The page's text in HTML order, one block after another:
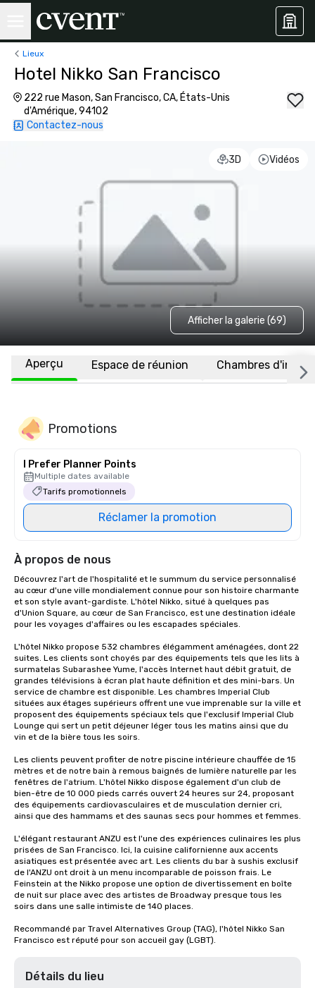
Lieux
Hotel Nikko San Francisco
222 rue Mason, San Francisco, CA, États-Unis
d'Amérique, 94102
Contactez-nous
3D Vidéos
Afficher la galerie (69)
Aperçu Espace de réunion Chambres
Promotions
I Prefer Planner Points
Multiple dates available
Tarifs promotionnels
Réclamer la promotion
À propos de nous
Découvrez l'art de l'hospitalité et le summum du service personnalisé
au cœur d'une ville mondialement connue pour son histoire charmante
et son style avant-gardiste. L'hôtel Nikko, situé à quelques pas
d'Union Square, au cœur de San Francisco, est une destination idéale
pour les voyages d'affaires ou les escapades spéciales.
L'hôtel Nikko propose 532 chambres élégamment aménagées, dont 22
suites. Les clients sont choyés par des équipements tels que les lits à
surmatelas Subarashee Yume, l'accès Internet haut débit gratuit, de
grandes télévisions à écran plat haute définition et des mini-bars. Un
service de chambre est disponible. Les chambres Imperial Club
situées aux étages supérieurs offrent une vue imprenable sur la ville et
proposent des équipements spéciaux tels que l'exclusif Imperial Club
Lounge qui sert un petit déjeuner léger tous les matins ainsi que du
vin et de la bière tous les soirs.
Les clients peuvent profiter de notre piscine intérieure chauffée de 15
mètres et de notre bain à remous baignés de lumière naturelle par les
fenêtres de l'atrium. L'hôtel Nikko dispose également d'un club de
bien-être de 10 000 pieds carrés ouvert 24 heures sur 24, proposant
des équipements cardiovasculaires et de musculation dernier cri,
ainsi que des hammams et des saunas secs pour hommes et femmes.
L'élégant restaurant ANZU est l'une des expériences culinaires les plus
prisées de San Francisco. Ici, la cuisine californienne aux accents
asiatiques est présentée avec art. Les clients du bar à sushis exclusif
de l'ANZU ont droit à un menu incomparable de poisson frais. Le
Feinstein at the Nikko propose une option de divertissement en boîte
de nuit sur place avec des artistes de Broadway presque tous les
soirs dans une salle intimiste de 140 places.
Recommandé par Travel Alternatives Group (TAG), l'hôtel Nikko San
Francisco est réputé pour son accueil gay (LGBT).
Détails du lieu